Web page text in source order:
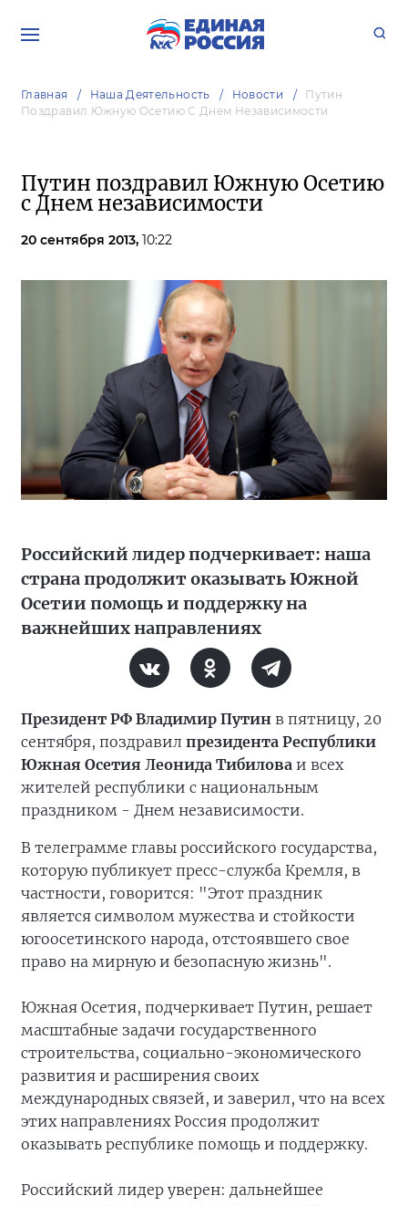
Главная Наша Деятельность Новости
Путин
Поздравил Южную Осетию С Днем Независимости
Путин поздравил Южную Осетию
с Днем независимости
20 сентября 2013, 10:22
Российский лидер подчеркивает: наша
страна продолжит оказывать Южной
Осетии помощь и поддержку на
важнейших направлениях
Президент РФ Владимир Путин в пятницу, 20
сентября, поздравил президента Республики
Южная Осетия Леонида Тибилова и всех
жителей республики с национальным
праздником - Днем независимости.
В телеграмме главы российского государства,
которую публикует пресс-служба Кремля, в
частности, говорится: "Этот праздник
является символом мужества и стойкости
югоосетинского народа, отстоявшего свое
право на мирную и безопасную жизнь".
Южная Осетия, подчеркивает Путин, решает
масштабные задачи государственного
строительства, социально-экономического
развития и расширения своих
международных связей, и заверил, что на всех
этих направлениях Россия продолжит
оказывать республике помощь и поддержку.
Российский лидер уверен: дальнейшее